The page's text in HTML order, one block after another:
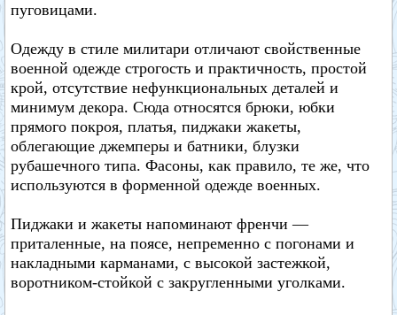
пуговицами.
Одежду в стиле милитари отличают свойственные
военной одежде строгость и практичность, простой
крой, отсутствие нефункциональных деталей и
минимум декора. Сюда относятся брюки, юбки
прямого покроя, платья, пиджаки жакеты,
облегающие джемперы и батники, блузки
рубашечного типа. Фасоны, как правило, те же, что
используются в форменной одежде военных.
Пиджаки и жакеты напоминают френчи —
приталенные, на поясе, непременно с погонами и
накладными карманами, с высокой застежкой,
воротником-стойкой с закругленными уголками.